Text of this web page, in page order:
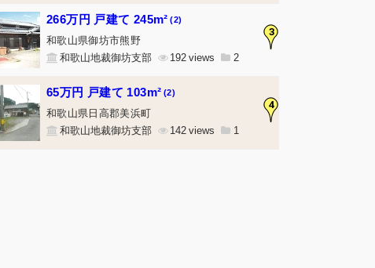
3
266万円 戸建て 245m² (2)
和歌山県御坊市熊野
和歌山地裁御坊支部
192 2
4
65万円 戸建て 103m² (2)
和歌山県日高郡美浜町
和歌山地裁御坊支部
142 1